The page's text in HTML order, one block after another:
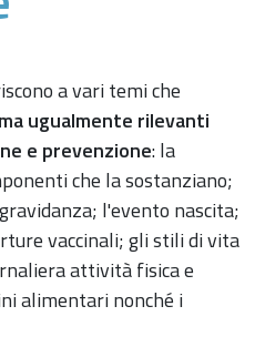
a vari temi che
ugualmente rilevanti
e prevenzione: la
che la sostanziano;
l'evento nascita;
vaccinali; gli stili di vita
attività fisica e
alimentari nonché i